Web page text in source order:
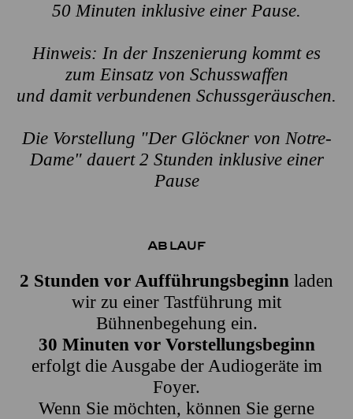
50 Minuten inklusive einer Pause.
Hinweis: In der Inszenierung kommt es
zum Einsatz von Schusswaffen
und damit verbundenen Schussgeräuschen.
Die Vorstellung "Der Glöckner von Notre-
Dame" dauert 2 Stunden inklusive einer
Pause
Ablauf
2 Stunden vor Aufführungsbeginn laden
wir zu einer Tastführung mit
Bühnenbegehung ein.
30 Minuten vor Vorstellungsbeginn
erfolgt die Ausgabe der Audiogeräte im
Foyer.
Wenn Sie möchten, können Sie gerne